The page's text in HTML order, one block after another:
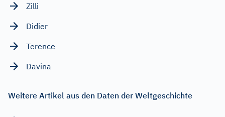
Zilli
Didier
Terence
Davina
Weitere Artikel aus den Daten der Weltgeschichte